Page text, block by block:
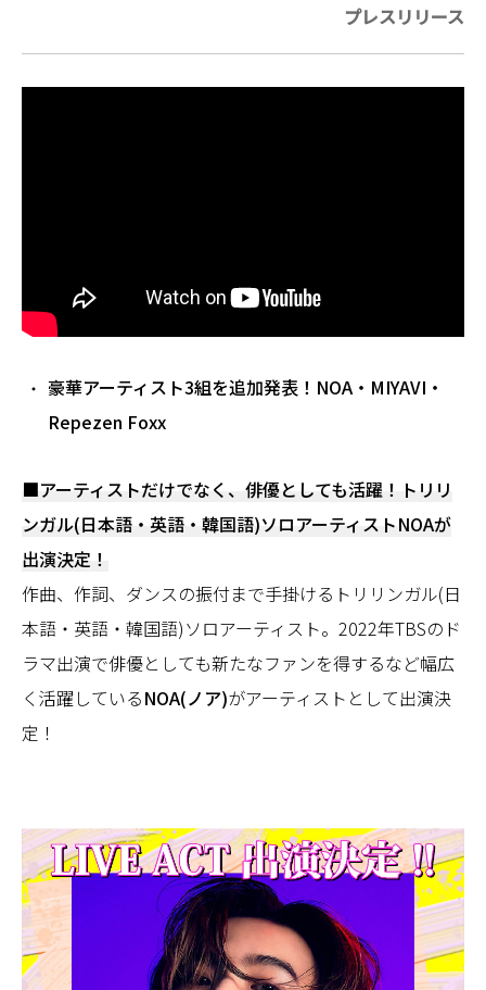
プレスリリース
豪華アーティスト3組を追加発表！NOA・MIYAVI・
Repezen Foxx
■アーティストだけでなく、俳優としても活躍！トリリ
ンガル(日本語・英語・韓国語)ソロアーティストNOAが
出演決定！
作曲、作詞、ダンスの振付まで手掛けるトリリンガル(日
本語・英語・韓国語)ソロアーティスト。2022年TBSのド
ラマ出演で俳優としても新たなファンを得するなど幅広
く活躍しているNOA(ノア)がアーティストとして出演決
定！